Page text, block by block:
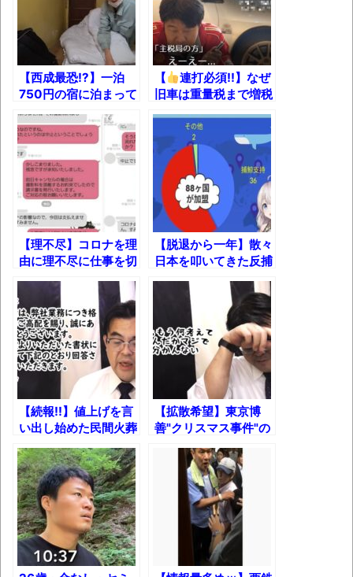
を売った結果ｗｗｗ」 ほか
【読書感想】山野辺太郎『いつか深い穴に
落ちるまで』
映画ちいかわ観に行ったので感想を書きま
マケイン9巻＆アニメ公式ガイド感想
独学で挑んだ2026年二級建築士学科試験結
果速報（仮）
体験談：仕事で同じビルの中に入っている
グループ会社の嫁子 [ほのぼの]
葉月つばさちゃん、昔から見てるんだけど
かなりお姉さんになったね
壊れたエアコンと歌えないボク
バージョンアップ情報更新 AOMEI
Backupper Standard 8.3.0 などバージョンア
高嶋ちさ子、ダウン症の姉が暴行事件！事
件の一部始終と衝撃の結末
【呆然】北海道旅行ワイ「ウニイクラ丼特
盛で食うぞ！！！うおおおおおおお
お！！！！！」→結
果･････････････････････････････
【動画】カニ、ちょっかい出してきた陰に
【西成最恐!?】一泊
750円の宿に泊まって
みた【日雇い生活】
【
連打必須!!】なぜ
旧車は重量税まで増税
なのか意味不明なので
国交省に聞いてみた！
【理不尽】コロナを理
由に理不尽に仕事を切
られた上になぜか叱ら
れたフリーランスの話
し
【脱退から一年】散々
日本を叩いてきた反捕
鯨派とIWCの実態の
闇が深すぎる件！
【続報!!】値上げを言
い出し始めた民間火葬
場から返事が来た！
【拡散希望】東京博
善"クリスマス事件"の
真相！【葬儀屋の闇】